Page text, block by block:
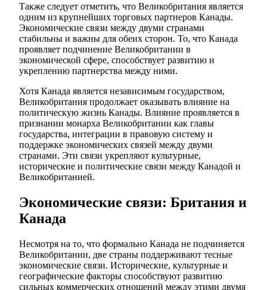
Также следует отметить, что Великобритания является
одним из крупнейших торговых партнеров Канады.
Экономические связи между двуми странами
стабильны и важны для обеих сторон. То, что Канада
проявляет подчинение Великобритании в
экономической сфере, способствует развитию и
укреплению партнерства между ними.
Хотя Канада является независимым государством,
Великобритания продолжает оказывать влияние на
политическую жизнь Канады. Влияние проявляется в
признании монарха Великобритании как главы
государства, интеграции в правовую систему и
поддержке экономических связей между двуми
странами. Эти связи укрепляют культурные,
исторические и политические связи между Канадой и
Великобританией.
Экономические связи: Британия и
Канада
Несмотря на то, что формально Канада не подчиняется
Великобритании, две страны поддерживают тесные
экономические связи. Исторические, культурные и
географические факторы способствуют развитию
сильных коммерческих отношений между этими двумя